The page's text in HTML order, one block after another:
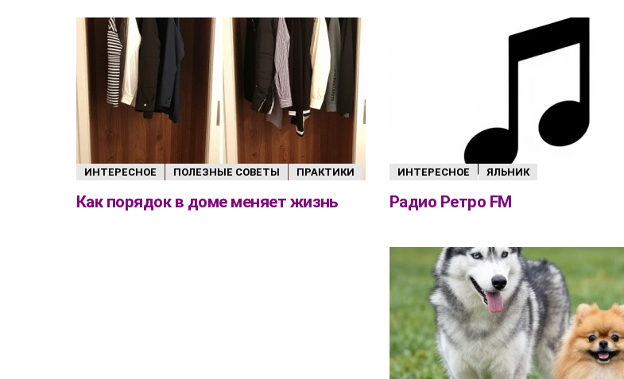
ИНТЕРЕСНОЕ ПОЛЕЗНЫЕ СОВЕТЫ ПРАКТИКИ
Как порядок в доме меняет жизнь
ИНТЕРЕСНОЕ ЯЛЬНИК
Радио Ретро FM